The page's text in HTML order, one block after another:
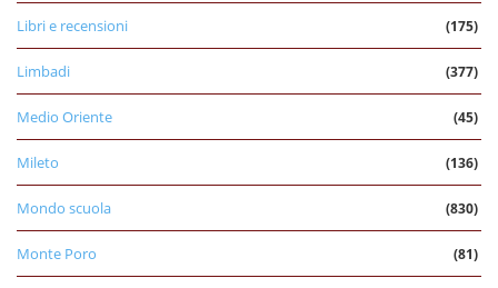
Libri e recensioni (175)
Limbadi (377)
Medio Oriente (45)
Mileto (136)
Mondo scuola (830)
Monte Poro (81)